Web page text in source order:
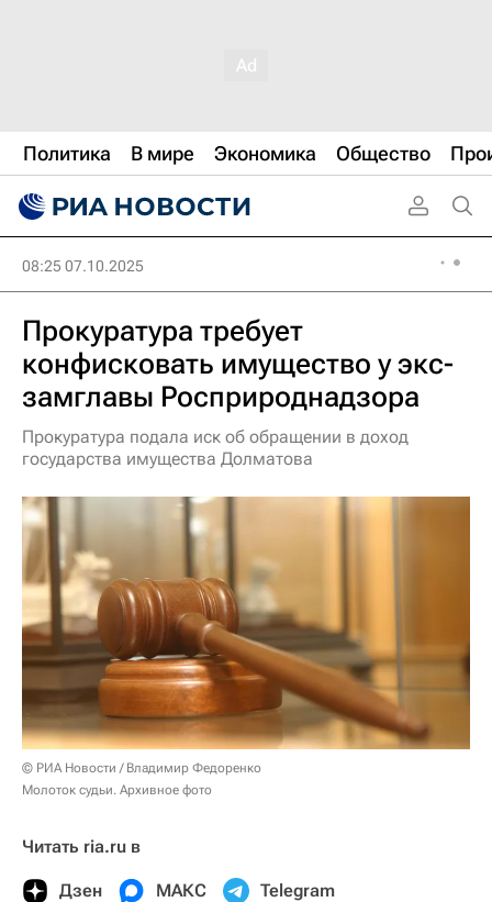
Политика В мире Экономика Общество
08:25 07.10.2025
Прокуратура требует
конфисковать имущество у экс-
замглавы Росприроднадзора
Прокуратура подала иск об обращении в доход
государства имущества Долматова
© РИА Новости / Владимир Федоренко
Молоток судьи. Архивное фото
Читать ria.ru в
Дзен МАКС Telegram